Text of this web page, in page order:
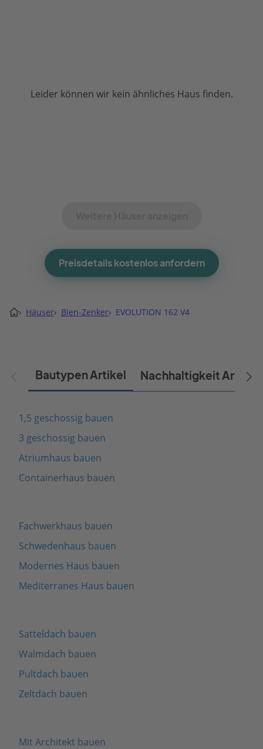
Leider können wir kein ähnliches Haus finden.
Preisdetails kostenlos anfordern
› Häuser› Bien-Zenker› EVOLUTION 162 V4
Bautypen Artikel Nachhaltigkeit Artikel
1,5 geschossig bauen
3 geschossig bauen
Atriumhaus bauen
Containerhaus bauen
Fachwerkhaus bauen
Schwedenhaus bauen
Modernes Haus bauen
Mediterranes Haus bauen
Satteldach bauen
Walmdach bauen
Pultdach bauen
Zeltdach bauen
Mit Architekt bauen